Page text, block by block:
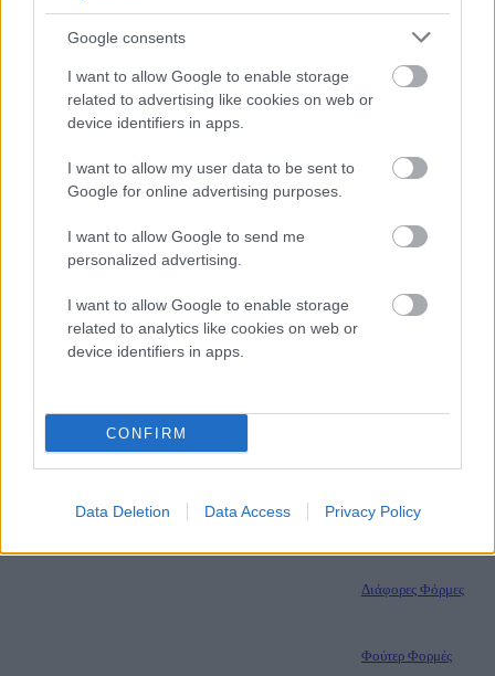
Google consents
I want to allow Google to enable storage
related to advertising like cookies on web or
device identifiers in apps.
I want to allow my user data to be sent to
Google for online advertising purposes.
I want to allow Google to send me
personalized advertising.
I want to allow Google to enable storage
related to analytics like cookies on web or
device identifiers in apps.
CONFIRM
Data Deletion Data Access Privacy Policy
Φούστες
Πουκάμισα
Μπλούζες
Μάλλινες Μπλούζες
Βελουτέ Φόρμες
Διάφορες Φόρμες
Φούτερ Φορμές